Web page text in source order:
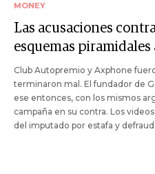
MONEY
Las acusaciones
esquemas piramidales
Club Autopremio y Axphone
terminaron mal. El fundador de
ese entonces, con los mismos
campaña en su contra. Los
del imputado por estafa y